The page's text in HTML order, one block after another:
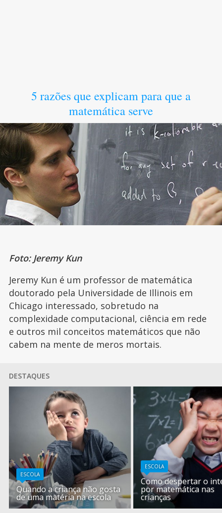
5 razões que explicam para que a
matemática serve
Foto: Jeremy Kun
Jeremy Kun é um professor de matemática
doutorado pela Universidade de Illinois em
Chicago interessado, sobretudo na
complexidade computacional, ciência em rede
e outros mil conceitos matemáticos que não
cabem na mente de meros mortais.
DESTAQUES
ESCOLA
Quando a criança não gosta
de uma matéria na escola
ESCOLA
Como despertar o
por matemática nas
crianças